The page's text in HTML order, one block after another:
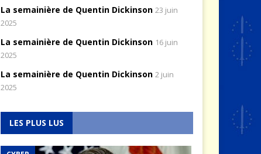
La semainière de Quentin Dickinson 23 juin
2025
La semainière de Quentin Dickinson 16 juin
2025
La semainière de Quentin Dickinson 2 juin
2025
LES PLUS LUS